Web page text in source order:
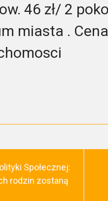
46 zł/ 2
miasta .
Społecznej:
rodzin zostaną